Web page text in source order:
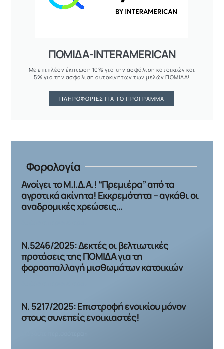
ΠΟΜΙΔΑ-INTERAMERICAN
Με επιπλέον έκπτωση 10% για την ασφάλιση κατοικιών και
5% για την ασφάλιση αυτοκινήτων των μελών ΠΟΜΙΔΑ!
ΠΛΗΡΟΦΟΡΊΕΣ ΓΙΑ ΤΟ ΠΡΌΓΡΑΜΜΑ
Φορολογία
Ανοίγει το Μ.Ι.Δ.Α.! “Πρεμιέρα” από τα
αγροτικά ακίνητα! Εκκρεμότητα – αγκάθι οι
αναδρομικές χρεώσεις…
Ν.5246/2025: Δεκτές οι βελτιωτικές
προτάσεις της ΠΟΜΙΔΑ για τη
φοροαπαλλαγή μισθωμάτων κατοικιών
Ν. 5217/2025: Επιστροφή ενοικίου μόνον
στους συνεπείς ενοικιαστές!